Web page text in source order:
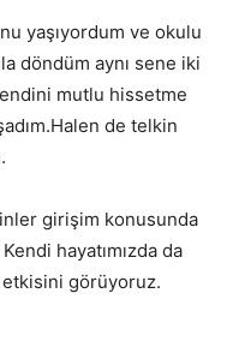
yaşıyordum ve okulu
döndüm aynı sene iki
mutlu hissetme
de telkin
girişim konusunda
hayatımızda da
görüyoruz.